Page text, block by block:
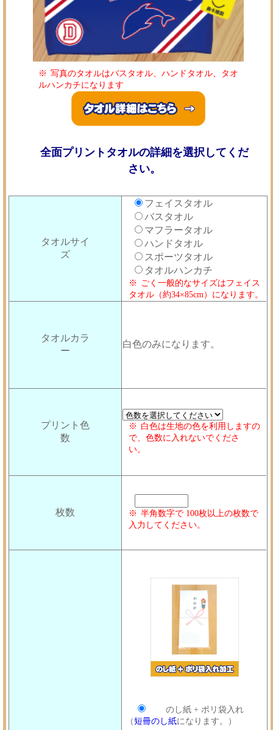
写真のタオルはバスタオル、ハンドタオル、タオ
ルハンカチになります
全面プリントタオルの詳細を選択してくだ
さい。
タオルサイ
ズ
フェイスタオル
バスタオル
マフラータオル
ハンドタオル
スポーツタオル
タオルハンカチ
ごく一般的なサイズはフェイス
タオル（約34×85cm）になります。
タオルカラ
ー
白色のみになります。
プリント色
数
白色は生地の色を利用しますの
で、色数に入れないでくださ
い。
枚数
半角数字で 100枚以上の枚数で
入力してください。
のし紙 + ポリ袋入れ
（短冊のし紙になります。）